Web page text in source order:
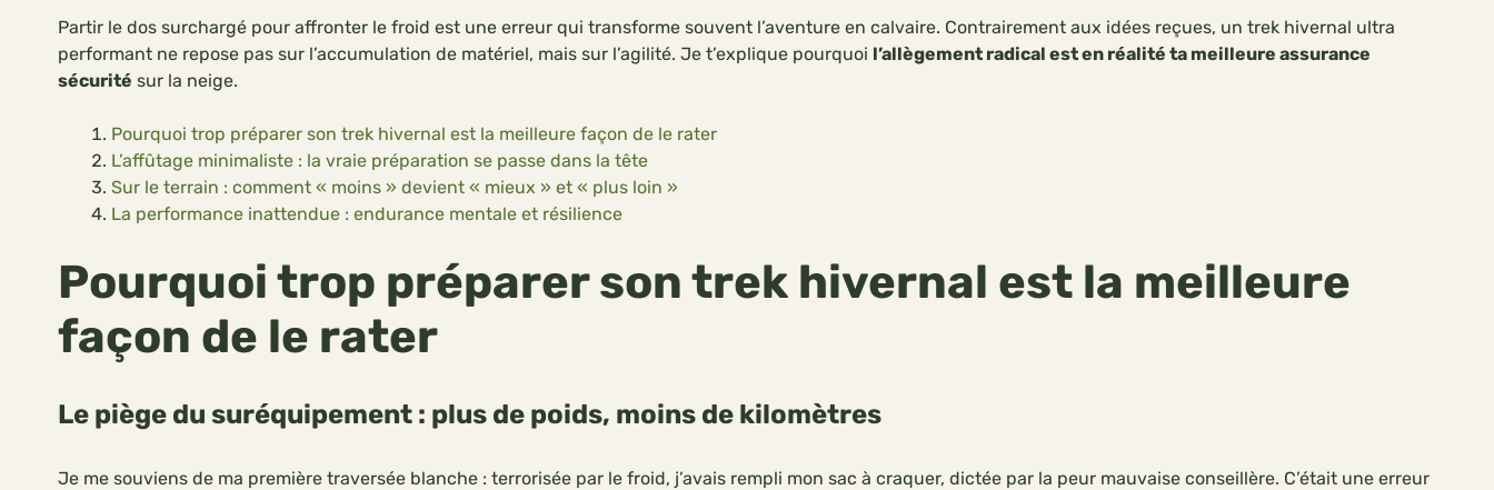
Partir le dos surchargé pour affronter le froid est une erreur qui transforme souvent l’aventure en calvaire. Contrairement aux idées reçues, un trek hivernal ultra
performant ne repose pas sur l’accumulation de matériel, mais sur l’agilité. Je t’explique pourquoi l’allègement radical est en réalité ta meilleure assurance
sécurité sur la neige.
Pourquoi trop préparer son trek hivernal est la meilleure façon de le rater
L’affûtage minimaliste : la vraie préparation se passe dans la tête
Sur le terrain : comment « moins » devient « mieux » et « plus loin »
La performance inattendue : endurance mentale et résilience
Pourquoi trop préparer son trek hivernal est la meilleure
façon de le rater
Le piège du suréquipement : plus de poids, moins de kilomètres
Je me souviens de ma première traversée blanche : terrorisée par le froid, j’avais rempli mon sac à craquer, dictée par la peur mauvaise conseillère. C’était une erreur